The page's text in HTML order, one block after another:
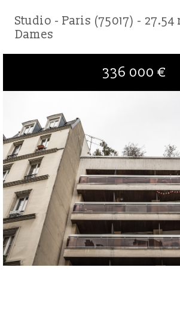
Studio - Paris (75017) - 27.54
Dames
336 000 €